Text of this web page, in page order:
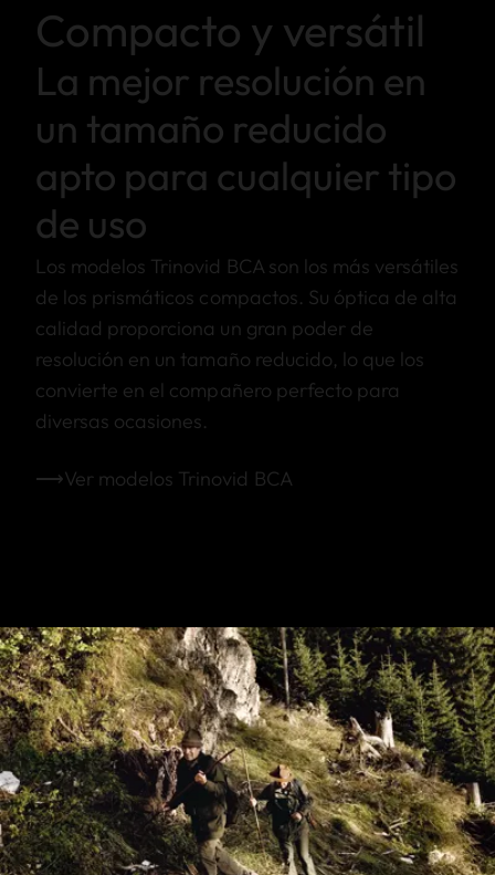
Compacto y versátil
La mejor resolución en
un tamaño reducido
apto para cualquier tipo
de uso
Los modelos Trinovid BCA son los más versátiles
de los prismáticos compactos. Su óptica de alta
calidad proporciona un gran poder de
resolución en un tamaño reducido, lo que los
convierte en el compañero perfecto para
diversas ocasiones.
⟶Ver modelos Trinovid BCA